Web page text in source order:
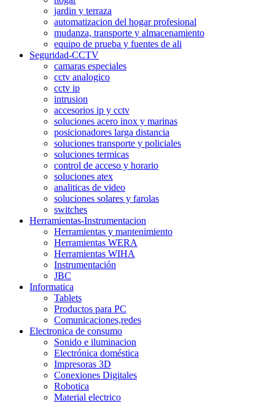
jardin y terraza
automatizacion del hogar profesional
mudanza, transporte y almacenamiento
equipo de prueba y fuentes de ali
Seguridad-CCTV
camaras especiales
cctv analogico
cctv ip
intrusion
accesorios ip y cctv
soluciones acero inox y marinas
posicionadores larga distancia
soluciones transporte y policiales
soluciones termicas
control de acceso y horario
soluciones atex
analiticas de video
soluciones solares y farolas
switches
Herramientas-Instrumentacion
Herramientas y mantenimiento
Herramientas WERA
Herramientas WIHA
Instrumentación
JBC
Informatica
Tablets
Productos para PC
Comunicaciones,redes
Electronica de consumo
Sonido e iluminacion
Electrónica doméstica
Impresoras 3D
Conexiones Digitales
Robotica
Material electrico